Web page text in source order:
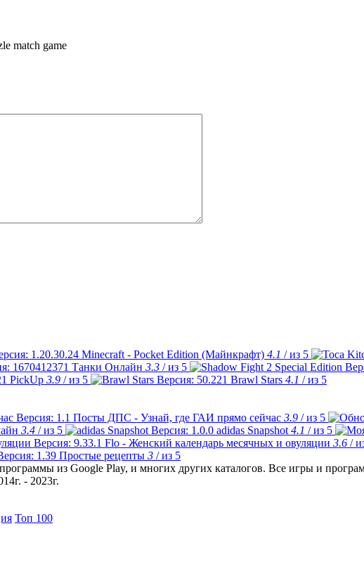
match game
Minecraft - Pocket Edition (Майнкрафт) 4.1 / из 5
Танки Онлайн 3.3 / из 5
PickUp 3.9 / из 5 Brawl Stars 4.1 / из 5
Посты ДПС - Узнай, где ГАИ прямо сейчас 3.9 / из 5
3.4 / из 5 adidas Snapshot 4.1 / из 5
Flo - Женский календарь месячных и овуляции 3.6 /
Простые рецепты 3 / из 5
из Google Play, и многих других каталогов. Все игры и
- 2023г.
Топ 100